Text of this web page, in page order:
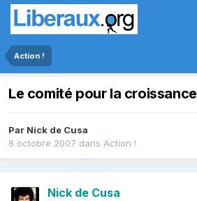
Action !
Le comité pour la croissance
Par Nick de Cusa
8 octobre 2007 dans Action !
Nick de Cusa